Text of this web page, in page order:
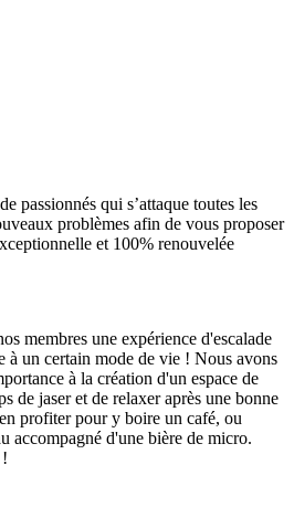
passionnés qui s’attaque toutes les
problèmes afin de vous proposer
et 100% renouvelée
membres une expérience d'escalade
à un certain mode de vie ! Nous avons
à la création d'un espace de
de jaser et de relaxer après une bonne
profiter pour y boire un café, ou
accompagné d'une bière de micro.